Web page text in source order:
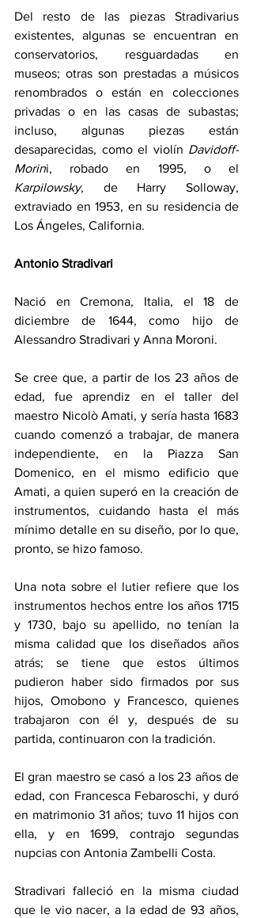
Del resto de las piezas Stradivarius
existentes, algunas se encuentran en
conservatorios, resguardadas en
museos; otras son prestadas a músicos
renombrados o están en colecciones
privadas o en las casas de subastas;
incluso, algunas piezas están
desaparecidas, como el violín Davidoff-
Morin
Karpilowsky, de Harry Solloway,
extraviado en 1953, en su residencia de
Los Ángeles, California.
Antonio Stradivari
Nació en Cremona, Italia, el 18 de
diciembre de 1644, como hijo de
Alessandro Stradivari y Anna Moroni.
Se cree que, a partir de los 23 años de
edad, fue aprendiz en el taller del
maestro Nicolò Amati, y sería hasta 1683
cuando comenzó a trabajar, de manera
independiente, en la Piazza San
Domenico, en el mismo edificio que
Amati, a quien superó en la creación de
instrumentos, cuidando hasta el más
mínimo detalle en su diseño, por lo que,
pronto, se hizo famoso.
Una nota sobre el lutier refiere que los
instrumentos hechos entre los años 1715
y 1730, bajo su apellido, no tenían la
misma calidad que los diseñados años
atrás; se tiene que estos últimos
pudieron haber sido firmados por sus
hijos, Omobono y Francesco, quienes
trabajaron con él y, después de su
partida, continuaron con la tradición.
El gran maestro se casó a los 23 años de
edad, con Francesca Febaroschi, y duró
en matrimonio 31 años; tuvo 11 hijos con
ella, y en 1699, contrajo segundas
nupcias con Antonia Zambelli Costa.
Stradivari falleció en la misma ciudad
que le vio nacer, a la edad de 93 años,